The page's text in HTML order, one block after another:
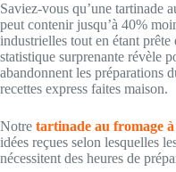
Saviez-vous qu’une tartinade
peut contenir jusqu’à 40%
industrielles tout en étant
statistique surprenante révèle
abandonnent les préparations
recettes express faites maison.
Notre tartinade au fromage
idées reçues selon lesquelles
nécessitent des heures de